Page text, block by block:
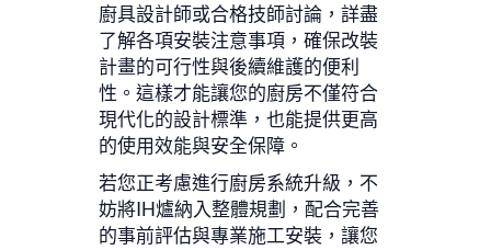
廚具設計師或合格技師討論，詳盡
了解各項安裝注意事項，確保改裝
計畫的可行性與後續維護的便利
性。這樣才能讓您的廚房不僅符合
現代化的設計標準，也能提供更高
的使用效能與安全保障。
若您正考慮進行廚房系統升級，不
妨將IH爐納入整體規劃，配合完善
的事前評估與專業施工安裝，讓您